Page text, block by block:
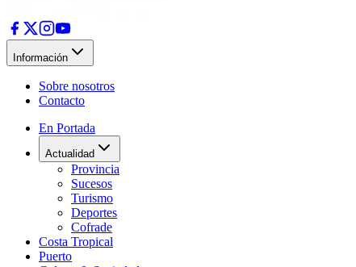
Información
Sobre nosotros
Contacto
En Portada
Actualidad
Provincia
Sucesos
Turismo
Deportes
Cofrade
Costa Tropical
Puerto